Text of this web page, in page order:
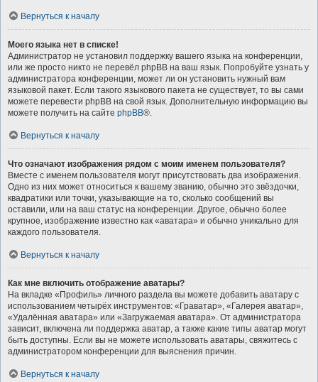
Вернуться к началу
Моего языка нет в списке!
Администратор не установил поддержку вашего языка на конференции,
или же просто никто не перевёл phpBB на ваш язык. Попробуйте узнать у
администратора конференции, может ли он установить нужный вам
языковой пакет. Если такого языкового пакета не существует, то вы сами
можете перевести phpBB на свой язык. Дополнительную информацию вы
можете получить на сайте phpBB®.
Вернуться к началу
Что означают изображения рядом с моим именем пользователя?
Вместе с именем пользователя могут присутствовать два изображения.
Одно из них может относиться к вашему званию, обычно это звёздочки,
квадратики или точки, указывающие на то, сколько сообщений вы
оставили, или на ваш статус на конференции. Другое, обычно более
крупное, изображение известно как «аватара» и обычно уникально для
каждого пользователя.
Вернуться к началу
Как мне включить отображение аватары?
На вкладке «Профиль» личного раздела вы можете добавить аватару с
использованием четырёх инструментов: «Граватар», «Галерея аватар»,
«Удалённая аватара» или «Загружаемая аватара». От администратора
зависит, включена ли поддержка аватар, а также какие типы аватар могут
быть доступны. Если вы не можете использовать аватары, свяжитесь с
администратором конференции для выяснения причин.
Вернуться к началу